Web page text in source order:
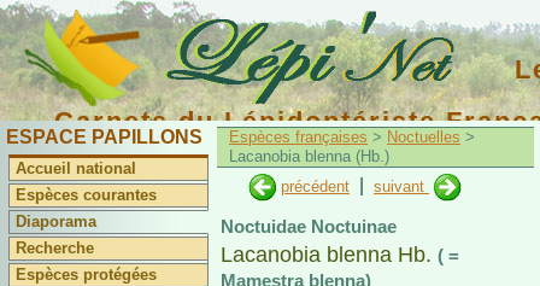
Carnets du Lépidoptériste
ESPACE PAPILLONS
Accueil national
Espèces courantes
Diaporama
Recherche
Espèces protégées
Espèces françaises > Noctuelles >
Lacanobia blenna (Hb.)
précédent
suivant
Noctuidae Noctuinae
Lacanobia blenna Hb. ( =
Mamestra blenna)